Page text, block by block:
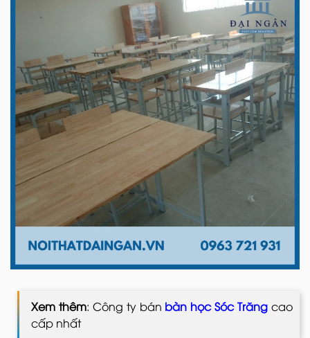
Xem thêm: Công ty bán bàn học Sóc Trăng cao
cấp nhất